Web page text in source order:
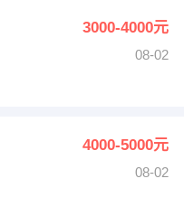
3000-4000元
08-02
4000-5000元
08-02